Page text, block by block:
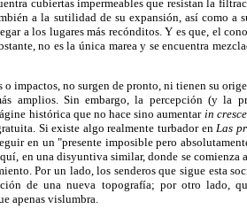
cubiertas impermeables que resistan la
a la sutilidad de su expansión, así como a
a los lugares más recónditos. Y es que, el
no es la única marea y se encuentra
impactos, no surgen de pronto, ni tienen su
amplios. Sin embargo, la percepción (y la
histórica que no hace sino aumentar in
Si existe algo realmente turbador enLas
en un "presente imposible pero
en una disyuntiva similar, donde se comienza
Por un lado, los senderos que sigue esta
de una nueva topografía; por otro lado,
apenas vislumbra.